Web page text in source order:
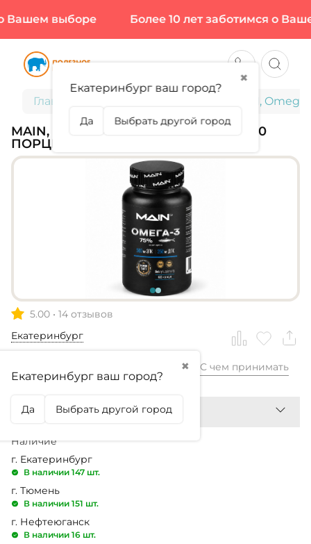
выборе Более 10 лет заботимся о
Главная MAIN,
MAIN, OMEGA-3 75%, 60 СОФТГЕЛЬ (60
ПОРЦИЙ)
5.00 • 14 отзывов
Екатеринбург
✖
Екатеринбург ваш город?
Да Выбрать другой город
2 180,99₽ С чем принимать
Наличие
г. Екатеринбург
В наличии 147 шт.
г. Тюмень
В наличии 151 шт.
г. Нефтеюганск
В наличии 16 шт.
✖
Екатеринбург ваш город?
Да Выбрать другой город